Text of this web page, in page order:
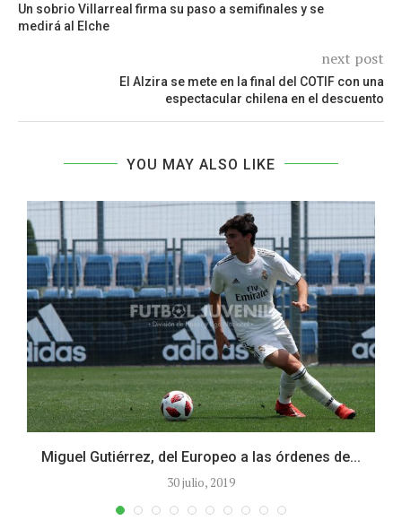
Un sobrio Villarreal firma su paso a semifinales y se
medirá al Elche
next post
El Alzira se mete en la final del COTIF con una
espectacular chilena en el descuento
YOU MAY ALSO LIKE
Miguel Gutiérrez, del Europeo a las órdenes de...
30 julio, 2019